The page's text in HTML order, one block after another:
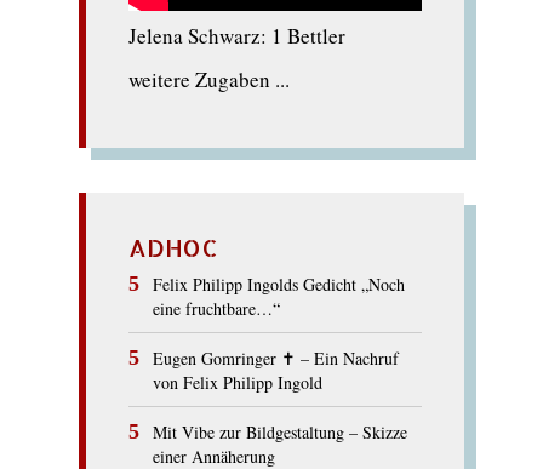
Jelena Schwarz: 1 Bettler
weitere Zugaben ...
ADHOC
Felix Philipp Ingolds Gedicht „Noch
eine fruchtbare…“
Eugen Gomringer ✝︎ – Ein Nachruf
von Felix Philipp Ingold
Mit Vibe zur Bildgestaltung – Skizze
einer Annäherung